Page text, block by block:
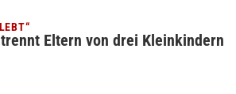
Eltern von drei Kleinkindern